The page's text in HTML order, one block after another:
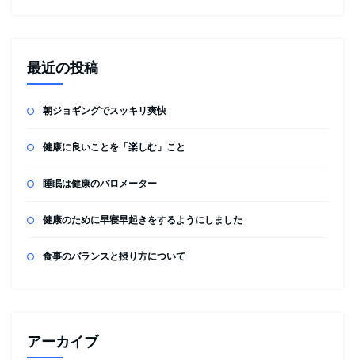
最近の投稿
朝ジョギングでスッキリ爽快
健康に良いことを「楽しむ」こと
睡眠は健康のバロメーター
健康のために早寝早起きをするようにしました
食事のバランスと摂り方について
アーカイブ